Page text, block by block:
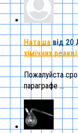
Наташа від 20
хімічних
Пожалуйста
параграфе ...